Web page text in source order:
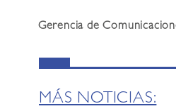
Gerencia de
MÁS NOTICIAS: